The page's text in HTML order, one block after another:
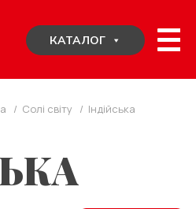
КАТАЛОГ
/ Солі світу / Індійська